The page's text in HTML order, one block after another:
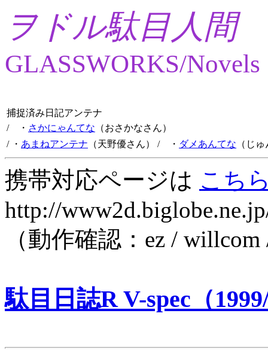
ヲドル駄目人間
GLASSWORKS/Novels
捕捉済み日記アンテナ
/ ・ さかにゃんてな （おさかなさん）
/ ・ あまねアンテナ （天野優さん） / ・ ダメあんてな （じ
携帯対応ページは こち
http://
（動作確認：ez /
駄目日誌R V-spec（